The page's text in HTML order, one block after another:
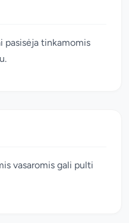
pasisėja tinkamomis
vasaromis gali pulti